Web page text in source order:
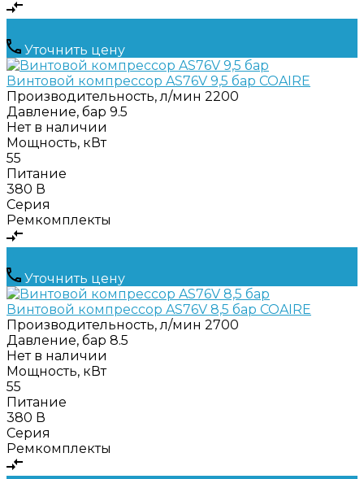
Уточнить цену
Винтовой компрессор AS76V 9,5 бар COAIRE
Производительность, л/мин 2200
Давление, бар 9.5
Нет в наличии
Мощность, кВт
55
Питание
380 В
Серия
Ремкомплекты
Уточнить цену
Винтовой компрессор AS76V 8,5 бар COAIRE
Производительность, л/мин 2700
Давление, бар 8.5
Нет в наличии
Мощность, кВт
55
Питание
380 В
Серия
Ремкомплекты